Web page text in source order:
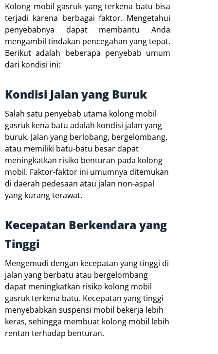
Kolong mobil gasruk yang terkena batu bisa
terjadi karena berbagai faktor. Mengetahui
penyebabnya dapat membantu Anda
mengambil tindakan pencegahan yang tepat.
Berikut adalah beberapa penyebab umum
dari kondisi ini:
Kondisi Jalan yang Buruk
Salah satu penyebab utama kolong mobil
gasruk kena batu adalah kondisi jalan yang
buruk. Jalan yang berlobang, bergelombang,
atau memiliki batu-batu besar dapat
meningkatkan risiko benturan pada kolong
mobil. Faktor-faktor ini umumnya ditemukan
di daerah pedesaan atau jalan non-aspal
yang kurang terawat.
Kecepatan Berkendara yang
Tinggi
Mengemudi dengan kecepatan yang tinggi di
jalan yang berbatu atau bergelombang
dapat meningkatkan risiko kolong mobil
gasruk terkena batu. Kecepatan yang tinggi
menyebabkan suspensi mobil bekerja lebih
keras, sehingga membuat kolong mobil lebih
rentan terhadap benturan.